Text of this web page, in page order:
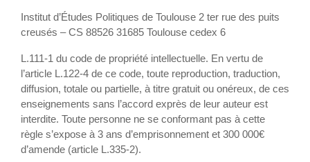
Institut d’Études Politiques de Toulouse 2 ter rue des puits
creusés – CS 88526 31685 Toulouse cedex 6
L.111-1 du code de propriété intellectuelle. En vertu de
l’article L.122-4 de ce code, toute reproduction, traduction,
diffusion, totale ou partielle, à titre gratuit ou onéreux, de ces
enseignements sans l’accord exprès de leur auteur est
interdite. Toute personne ne se conformant pas à cette
règle s’expose à 3 ans d’emprisonnement et 300 000€
d’amende (article L.335-2).